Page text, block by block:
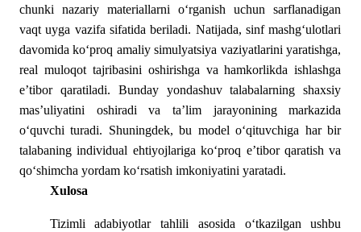
chunki nazariy materiallarni o‘rganish uchun sarflanadigan
vaqt uyga vazifa sifatida beriladi. Natijada, sinf mashg‘ulotlari
davomida ko‘proq amaliy simulyatsiya vaziyatlarini yaratishga,
real muloqot tajribasini oshirishga va hamkorlikda ishlashga
e’tibor qaratiladi. Bunday yondashuv talabalarning shaxsiy
mas’uliyatini oshiradi va ta’lim jarayonining markazida
o‘quvchi turadi. Shuningdek, bu model o‘qituvchiga har bir
talabaning individual ehtiyojlariga ko‘proq e’tibor qaratish va
qo‘shimcha yordam ko‘rsatish imkoniyatini yaratadi.
Xulosa
Tizimli adabiyotlar tahlili asosida o‘tkazilgan ushbu